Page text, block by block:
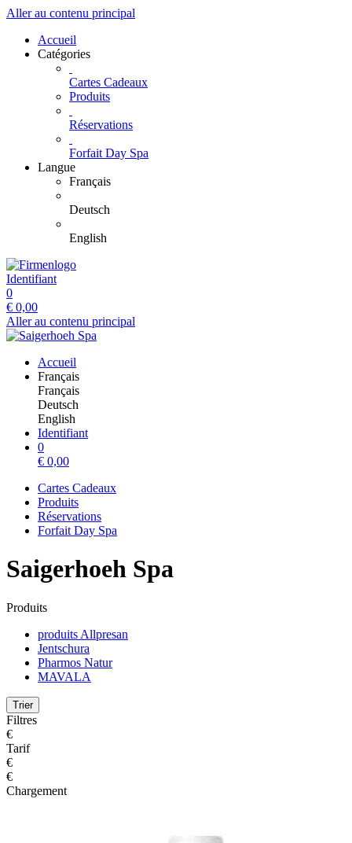
Aller au contenu principal
Accueil
Catégories
Cartes Cadeaux
Produits
Réservations
Forfait Day Spa
Langue
Français
Deutsch
English
Identifiant
0
€ 0,00
Aller au contenu principal
Accueil
Français
Français
Deutsch
English
Identifiant
0
€ 0,00
Cartes Cadeaux
Produits
Réservations
Forfait Day Spa
Saigerhoeh Spa
Produits
produits Allpresan
Jentschura
Pharmos Natur
MAVALA
Trier
Filtres
€
Tarif
€
€
Chargement